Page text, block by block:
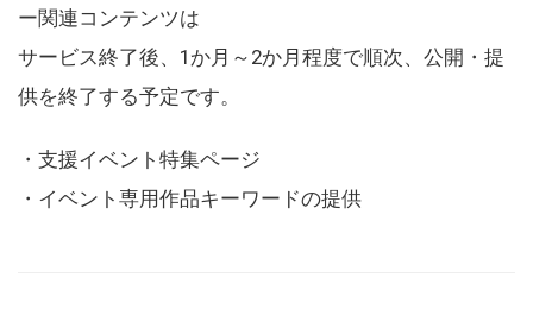
ー関連コンテンツは
サービス終了後、1か月～2か月程度で順次、公開・提
供を終了する予定です。
・支援イベント特集ページ
・イベント専用作品キーワードの提供